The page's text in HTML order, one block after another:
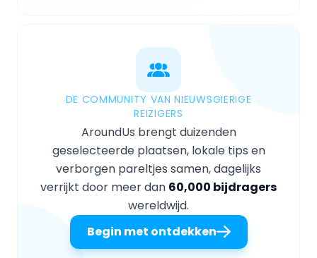
DE COMMUNITY VAN NIEUWSGIERIGE
REIZIGERS
AroundUs brengt duizenden
geselecteerde plaatsen, lokale tips en
verborgen pareltjes samen, dagelijks
verrijkt door meer dan 60,000 bijdragers
wereldwijd.
Begin met ontdekken